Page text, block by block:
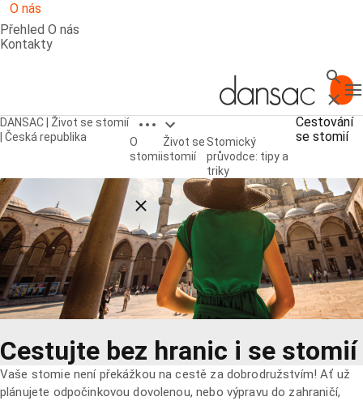
O nás
Přehled O nás
Kontakty
Hledat
Zavřít
DANSAC | Život se stomií
| Česká republika
Open breadcrumbs
Close breadcrumbs
O
stomii
Život se
stomií
Stomický
průvodce: tipy a
triky
Cestování
se stomií
Cestujte bez hranic i se stomií
Vaše stomie není překážkou na cestě za dobrodružstvím! Ať už
plánujete odpočinkovou dovolenou, nebo výpravu do zahraničí,